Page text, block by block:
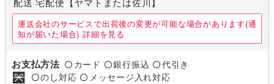
運送会社のサービスで出荷後の変更が可能な場合があります(通
知が届いた場合) 詳細を見る
お支払方法 〇 カード 〇銀行振込 〇代引き
〇のし対応 〇 メッセージ入れ対応